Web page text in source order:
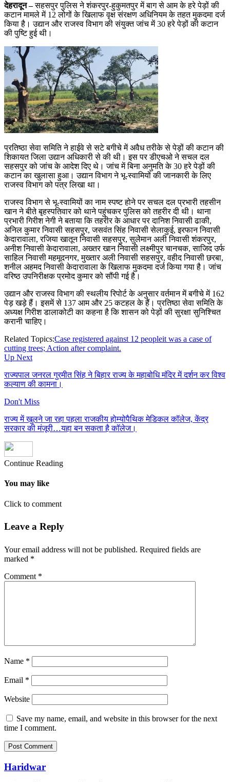
देहरादून –सहसपुर पुलिस ने शंकरपुर-हुकुमतपुर में बाग से आम के हरे पेड़ों की
कटान मामले में 12 लोगों के खिलाफ वृक्ष संरक्षण अधिनियम के तहत मुकदमा दर्ज
किया है। उद्यान और राजस्व विभाग की संयुक्त जांच में 30 हरे पेड़ों की कटान
की पुष्टि हुई थी।
प्रतिष्ठा सेवा समिति ने हाईवे से सटे बगीचे में अवैध तरीके से पेड़ों की कटान की
शिकायत जिला उद्यान अधिकारी से की थी। इस पर डीएचओ ने सचल दल
सहसपुर को जांच के आदेश दिए थे। जांच में बिना अनुमति के 30 हरे पेड़ों की
कटान का खुलासा हुआ। उद्यान विभाग ने भू-स्वामियों की जानकारी के लिए
राजस्व विभाग को पत्र लिखा था।
राजस्व विभाग से भू-स्वामियों का नाम स्पष्ट होने पर सचल दल प्रभारी तहसीन
खान ने बीते बृहस्पतिवार को थाने पहुंचकर पुलिस को तहरीर दी थी। थाना
प्रभारी गिरीश नेगी ने बताया कि तहरीर के आधार पर दानिश निवासी ढाकी,
अनिल कुमार निवासी सहसपुर, जसवंत सिंह निवासी सेलाकुई, इरफान निवासी
केदारावाला, रजिया खातून निवासी सहसपुर, सुलेेमान अली निवासी शंकरपुर,
अनीश निवासी केदारावाला, अख्तर खान निवासी लक्ष्मीपुर चानचक, साजिद उर्फ
साहिल निवासी महमूदनगर, मुख्तार अली निवासी सहसपुर, वहीद निवासी छरबा,
शनील अहमद निवासी केदारावाला के खिलाफ मुकदमा दर्ज किया गया है। जांच
वरिष्ठ उपनिरीक्षक प्रमोद कुमार को सौंपी गई है।
उद्यान और राजस्व विभाग की स्थलीय रिपोर्ट के अनुसार वर्तमान में बगीचे में 162
पेड़ खड़े हैं। इसमें से 137 आम और 25 कटहल के हैं। प्रतिष्ठा सेवा समिति के
अध्यक्ष गिरीश डालाकोटी का कहना है कि शासन को पेड़ों की सुरक्षा सुनिश्चित
करानी चाहिए।
Related Topics:Case registered against 12 peopleit was a case of
cutting trees; Action after complaint.
Up Next
राज्यपाल जनरल गुरमीत सिंह ने बिहार राज्य के महाबोधि मंदिर में दर्शन कर विश्व
कल्याण की कामना।
Don't Miss
राज्य में खुलने जा रहा पहला राजकीय होम्योपैथिक मेडिकल कॉलेज, केंद्र
सरकार की मंजूरी…यहा बन सकता है कॉलेज।
Continue Reading
You may like
Click to comment
Leave a Reply
Your email address will not be published. Required fields are
marked *
Comment *
Name *
Email *
Website
Save my name, email, and website in this browser for the next
time I comment.
Haridwar